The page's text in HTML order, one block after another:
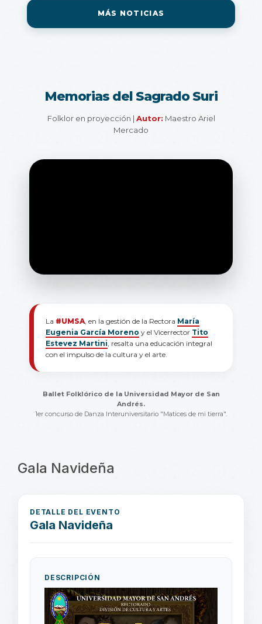
MÁS NOTICIAS
Memorias del Sagrado Suri
Folklor en proyección | Autor: Maestro Ariel
Mercado
La #UMSA, en la gestión de la Rectora María
Eugenia García Moreno y el Vicerrector Tito
Estevez Martini, resalta una educación integral
con el impulso de la cultura y el arte.
Ballet Folklórico de la Universidad Mayor de San
Andrés.
1er concurso de Danza Interuniversitario "Matices de mi tierra".
Gala Navideña
DETALLE DEL EVENTO
Gala Navideña
DESCRIPCIÓN